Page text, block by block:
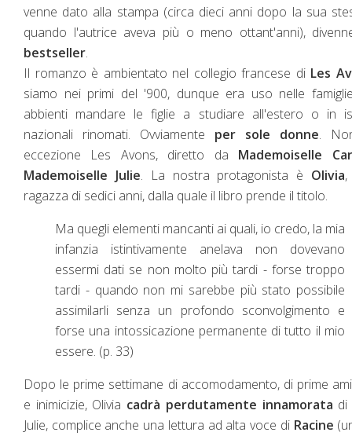
venne dato alla stampa (circa dieci anni dopo la sua
quando l'autrice aveva più o meno ottant'anni),
bestseller.
Il romanzo è ambientato nel collegio francese di Les
siamo nei primi del '900, dunque era uso nelle
abbienti mandare le figlie a studiare all'estero o in
nazionali rinomati. Ovviamente per sole donne.
eccezione Les Avons, diretto da Mademoiselle
Mademoiselle Julie. La nostra protagonista è Olivia
ragazza di sedici anni, dalla quale il libro prende il titolo.
Ma quegli elementi mancanti ai quali, io credo, la mia
infanzia istintivamente anelava non dovevano
essermi dati se non molto più tardi - forse troppo
tardi - quando non mi sarebbe più stato possibile
assimilarli senza un profondo sconvolgimento e
forse una intossicazione permanente di tutto il mio
essere. (p. 33)
Dopo le prime settimane di accomodamento, di prime
e inimicizie, Olivia cadrà perdutamente innamorata di
Julie, complice anche una lettura ad alta voce di Racine